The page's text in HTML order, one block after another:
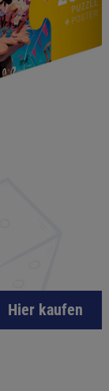
Hier kaufen